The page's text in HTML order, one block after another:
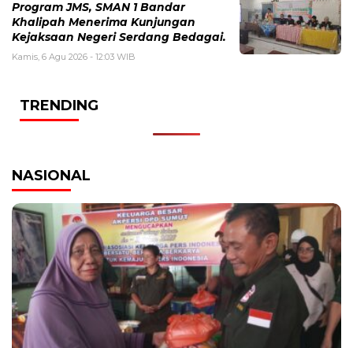
Program JMS, SMAN 1 Bandar
Khalipah Menerima Kunjungan
Kejaksaan Negeri Serdang Bedagai.
Kamis, 6 Agu 2026 - 12:03 WIB
TRENDING
NASIONAL